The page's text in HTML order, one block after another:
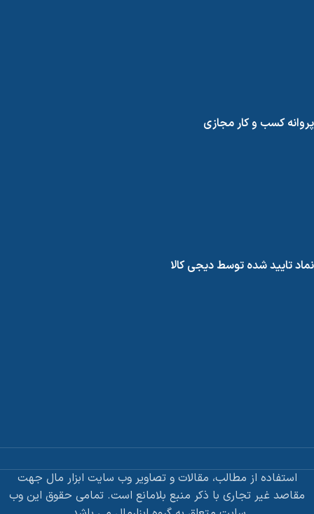
پروانه کسب و کار مجازی
نماد تایید شده توسط دیجی کالا
استفاده از مطالب، مقالات و تصاویر وب سایت ابزار مال جهت
مقاصد غیر تجاری با ذکر منبع بلامانع است. تمامی حقوق این وب